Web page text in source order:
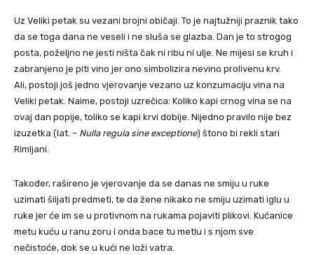
Uz Veliki petak su vezani brojni običaji. To je najtužniji praznik tako
da se toga dana ne veseli i ne sluša se glazba. Dan je to strogog
posta, poželjno ne jesti ništa čak ni ribu ni ulje. Ne mijesi se kruh i
zabranjeno je piti vino jer ono simbolizira nevino prolivenu krv.
Ali, postoji još jedno vjerovanje vezano uz konzumaciju vina na
Veliki petak. Naime, postoji uzrečica: Koliko kapi crnog vina se na
ovaj dan popije, toliko se kapi krvi dobije. Nijedno pravilo nije bez
izuzetka (lat. – Nulla regula sine exceptione) štono bi rekli stari
Rimljani.
Također, rašireno je vjerovanje da se danas ne smiju u ruke
uzimati šiljati predmeti, te da žene nikako ne smiju uzimati iglu u
ruke jer će im se u protivnom na rukama pojaviti plikovi. Kućanice
metu kuću u ranu zoru i onda bace tu metlu i s njom sve
nečistoće, dok se u kući ne loži vatra.